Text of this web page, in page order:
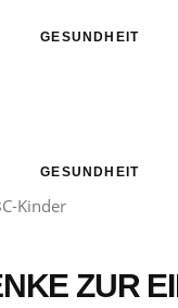
GESUNDHEIT
GESUNDHEIT
ZUR